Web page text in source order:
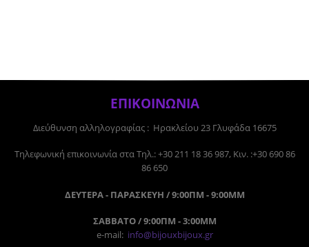
ΕΠΙΚΟΙΝΩΝΙΑ
Διεύθυνση αλληλογραφίας : Ηρακλείου 23 Γλυφάδα 16675
Tηλεφωνική επικοινωνία στα Τηλ.: +30 211 18 36 987, Κιν. :+30 690 86
86 650
ΔΕΥΤΕΡΑ - ΠΑΡΑΣΚΕΥΗ / 9:00ΠΜ - 9:00ΜΜ
ΣΑΒΒΑΤΟ / 9:00ΠΜ - 3:00ΜΜ
e-mail: info@bijouxbijoux.gr